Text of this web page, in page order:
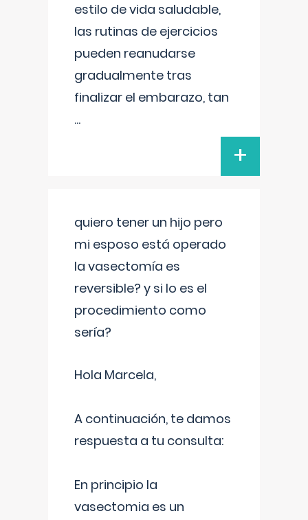
estilo de vida saludable,
las rutinas de ejercicios
pueden reanudarse
gradualmente tras
finalizar el embarazo, tan
...
+
quiero tener un hijo pero
mi esposo está operado
la vasectomía es
reversible? y si lo es el
procedimiento como
sería?
Hola Marcela,
A continuación, te damos
respuesta a tu consulta:
En principio la
vasectomia es un